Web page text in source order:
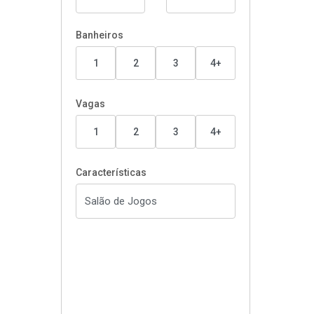
Banheiros
1 2 3 4+
Vagas
1 2 3 4+
Características